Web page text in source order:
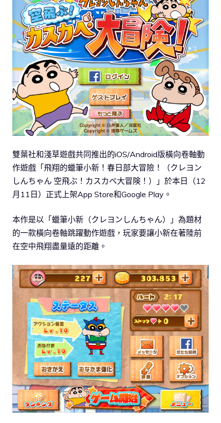
雙葉社和淺草遊戲共同推出的iOS/Android版橫向卷軸動
作遊戲「飛翔的蠟筆小新！春日部大冒險！（クレヨン
しんちゃん 空飛ぶ！カスカベ大冒険！）」於本日（12
月11日）正式上架App Store和Google Play。
本作是以「蠟筆小新（クレヨンしんちゃん）」為題材
的一款橫向卷軸跳躍動作遊戲，玩家要讓小新在著陸前
在空中飛翔盡量遠的距離。